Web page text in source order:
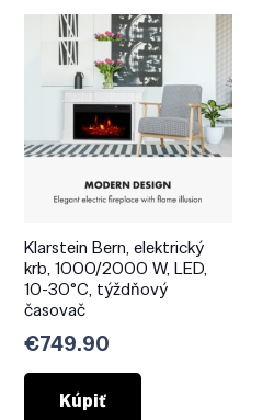
Klarstein Bern, elektrický
krb, 1000/2000 W, LED,
10-30°C, týždňový
časovač
€749.90
Kúpiť